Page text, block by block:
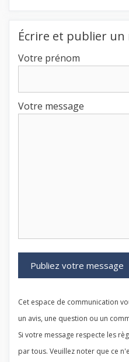
Écrire et publier un
Votre prénom
Votre message
Cet espace de communication
un avis, une question ou un
Si votre message respecte les
par tous. Veuillez noter que ce